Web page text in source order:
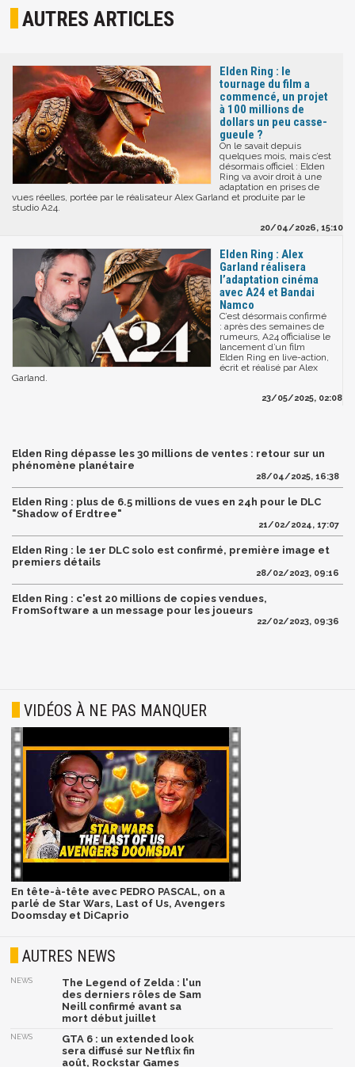
AUTRES ARTICLES
Elden Ring : le
tournage du film a
commencé, un projet
à 100 millions de
dollars un peu casse-
gueule ?
On le savait depuis
quelques mois, mais c’est
désormais officiel : Elden
Ring va avoir droit à une
adaptation en prises de
vues réelles, portée par le réalisateur Alex Garland et produite par le
studio A24.
20/04/2026, 15:10
Elden Ring : Alex
Garland réalisera
l’adaptation cinéma
avec A24 et Bandai
Namco
C’est désormais confirmé
: après des semaines de
rumeurs, A24 officialise le
lancement d’un film
Elden Ring en live-action,
écrit et réalisé par Alex
Garland.
23/05/2025, 02:08
Elden Ring dépasse les 30 millions de ventes : retour sur un
phénomène planétaire
28/04/2025, 16:38
Elden Ring : plus de 6.5 millions de vues en 24h pour le DLC
"Shadow of Erdtree"
21/02/2024, 17:07
Elden Ring : le 1er DLC solo est confirmé, première image et
premiers détails
28/02/2023, 09:16
Elden Ring : c'est 20 millions de copies vendues,
FromSoftware a un message pour les joueurs
22/02/2023, 09:36
VIDÉOS À NE PAS MANQUER
En tête-à-tête avec PEDRO PASCAL, on a
parlé de Star Wars, Last of Us, Avengers
Doomsday et DiCaprio
AUTRES NEWS
NEWS
The Legend of Zelda : l'un
des derniers rôles de Sam
Neill confirmé avant sa
mort début juillet
NEWS
GTA 6 : un extended look
sera diffusé sur Netflix fin
août, Rockstar Games